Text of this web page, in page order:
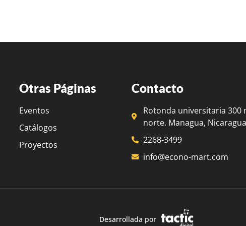
Otras Páginas
Eventos
Catálogos
Proyectos
Contacto
Rotonda universitaria 300
norte. Managua,
2268-3499
info@econo-mart.com
Desarrollada por